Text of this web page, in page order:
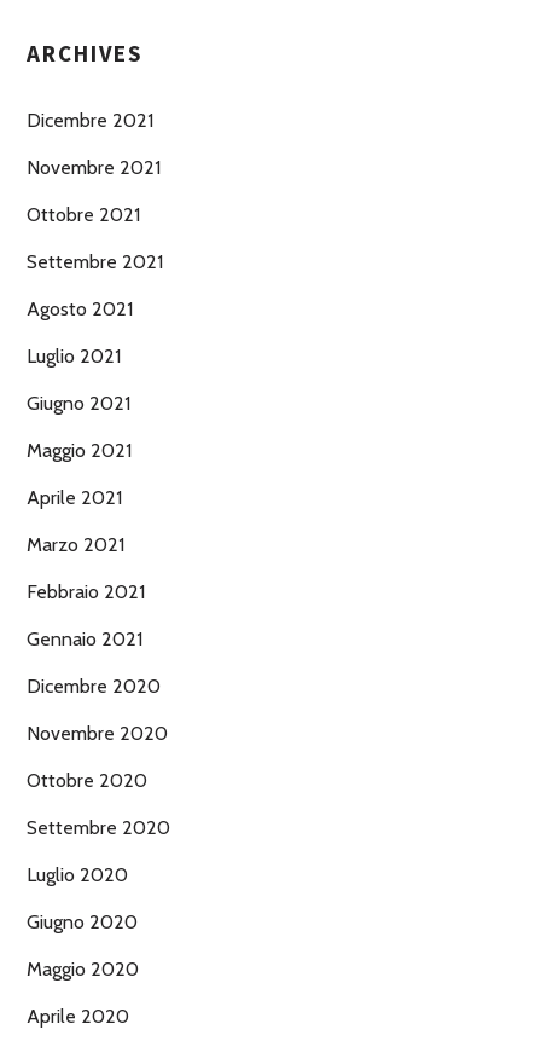
ARCHIVES
Dicembre 2021
Novembre 2021
Ottobre 2021
Settembre 2021
Agosto 2021
Luglio 2021
Giugno 2021
Maggio 2021
Aprile 2021
Marzo 2021
Febbraio 2021
Gennaio 2021
Dicembre 2020
Novembre 2020
Ottobre 2020
Settembre 2020
Luglio 2020
Giugno 2020
Maggio 2020
Aprile 2020